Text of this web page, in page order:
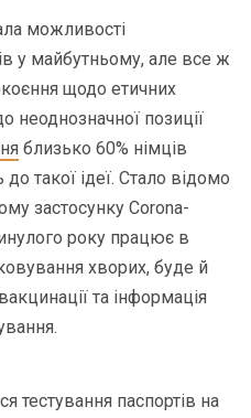
можливості
у майбутньому, але все ж
щодо етичних
неоднозначної позиції
близько 60% німців
такої ідеї. Стало відомо
застосунку Corona-
року працює в
хворих, буде й
та інформація
тестування паспортів на